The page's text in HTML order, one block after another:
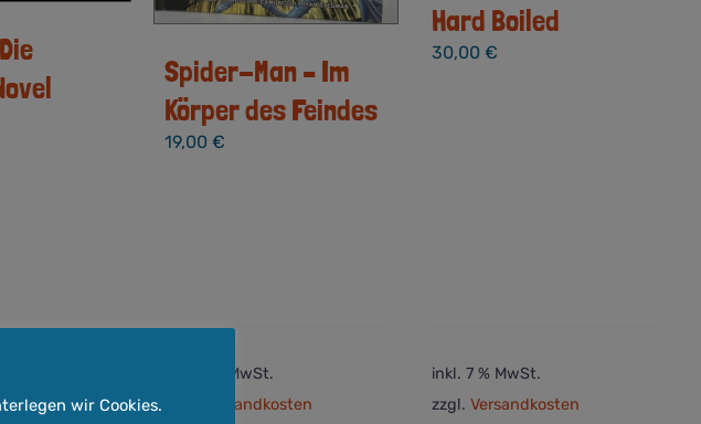
Spider-Man – Im
Körper des Feindes
19,00€
inkl. 7 % MwSt.
Versandkosten
Hard Boiled
30,00€
inkl. 7 % MwSt.
zzgl.Versandkosten
wir Cookies.